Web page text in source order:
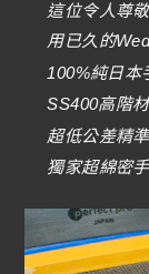
這位令人尊
用已久的
100%純日本
SS400高階
超低公差精
獨家超綿密